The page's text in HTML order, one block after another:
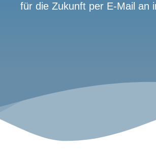
für die Zukunft per E-Mail an